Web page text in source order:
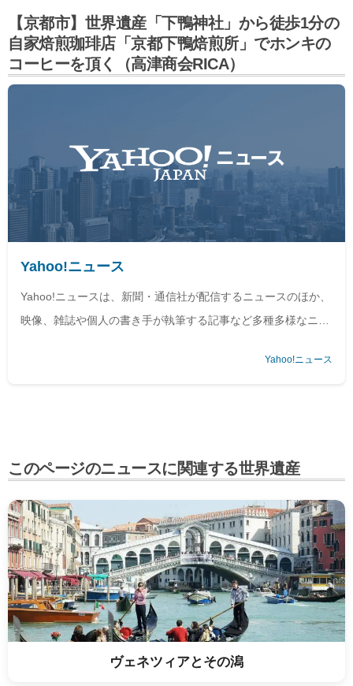
【京都市】世界遺産「下鴨神社」から徒歩1分の
自家焙煎珈琲店「京都下鴨焙煎所」でホンキの
コーヒーを頂く（高津商会RICA）
Yahoo!ニュース
Yahoo!ニュースは、新聞・通信社が配信するニュースのほか、
映像、雑誌や個人の書き手が執筆する記事など多種多様なニュ
Yahoo!ニュース
このページのニュースに関連する世界遺産
ヴェネツィアとその潟